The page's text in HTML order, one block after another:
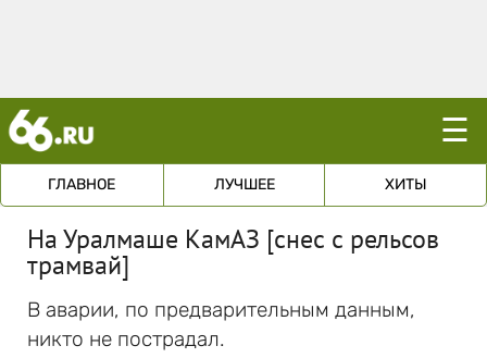
☰
ГЛАВНОЕ ЛУЧШЕЕ ХИТЫ
На Уралмаше КамАЗ [снес с рельсов
трамвай]
В аварии, по предварительным данным,
никто не пострадал.